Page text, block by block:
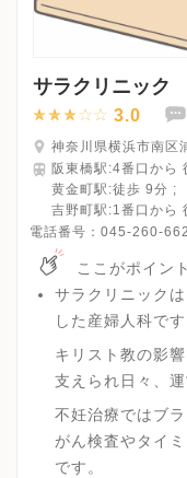
サラクリニック
3.0
神奈川県横浜市南区
阪東橋駅:4番口から
黄金町駅:徒歩 9分 ;
吉野町駅:1番口から
電話番号： 045-260-
ここがポイント
サラクリニック
した産婦人科です
キリスト教の影
支えられ日々、
不妊治療ではブ
がん検査やタイ
です。